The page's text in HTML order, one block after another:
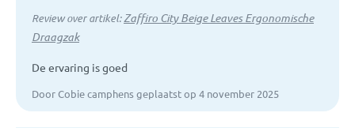
Review over artikel:Zaffiro City Beige Leaves Ergonomische
Draagzak
De ervaring is goed
Door Cobie camphens geplaatst op 4 november 2025